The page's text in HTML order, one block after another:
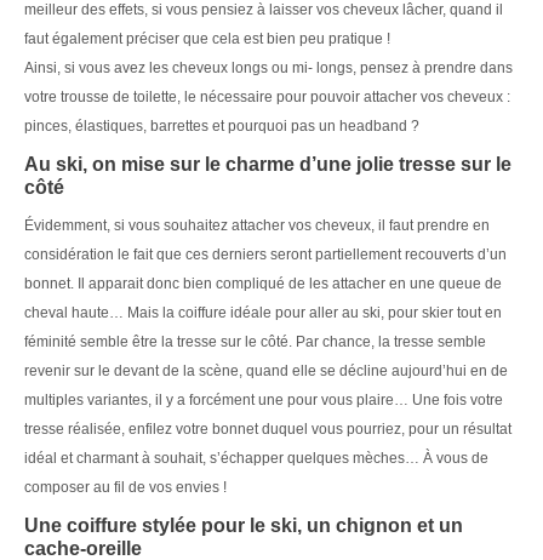
meilleur des effets, si vous pensiez à laisser vos cheveux lâcher, quand il
faut également préciser que cela est bien peu pratique !
Ainsi, si vous avez les cheveux longs ou mi- longs, pensez à prendre dans
votre trousse de toilette, le nécessaire pour pouvoir attacher vos cheveux :
pinces, élastiques, barrettes et pourquoi pas un headband ?
Au ski, on mise sur le charme d’une jolie tresse sur le
côté
Évidemment, si vous souhaitez attacher vos cheveux, il faut prendre en
considération le fait que ces derniers seront partiellement recouverts d’un
bonnet. Il apparait donc bien compliqué de les attacher en une queue de
cheval haute… Mais la coiffure idéale pour aller au ski, pour skier tout en
féminité semble être la tresse sur le côté. Par chance, la tresse semble
revenir sur le devant de la scène, quand elle se décline aujourd’hui en de
multiples variantes, il y a forcément une pour vous plaire… Une fois votre
tresse réalisée, enfilez votre bonnet duquel vous pourriez, pour un résultat
idéal et charmant à souhait, s’échapper quelques mèches… À vous de
composer au fil de vos envies !
Une coiffure stylée pour le ski, un chignon et un
cache-oreille